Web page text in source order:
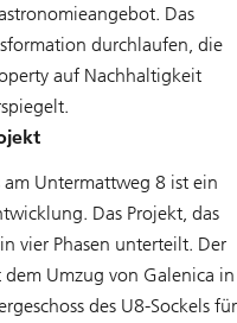
Das
durchlaufen, die
auf Nachhaltigkeit
Untermattweg 8 ist ein
Das Projekt, das
vier Phasen unterteilt. Der
Umzug von Galenica in
des U8-Sockels für